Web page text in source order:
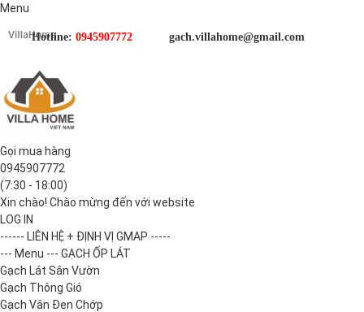
Menu
Hotline: 0945907772 gach.villahome@gmail.com
Gọi mua hàng
0945907772
(7:30 - 18:00)
Xin chào! Chào mừng đến với website
LOG IN
------ LIÊN HỆ + ĐỊNH VỊ GMAP -----
--- Menu --- GẠCH ỐP LÁT
Gạch Lát Sân Vườn
Gạch Thông Gió
Gạch Vân Đen Chớp